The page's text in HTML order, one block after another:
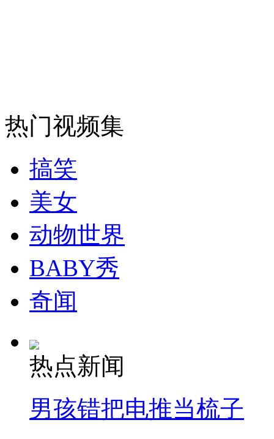
走！跟着总书记去植树
消防员救轻生者
纽约上演“枕头大战”
热门视频集
搞笑
美女
动物世界
BABY秀
奇闻
热点新闻
男孩错把电推当梳子